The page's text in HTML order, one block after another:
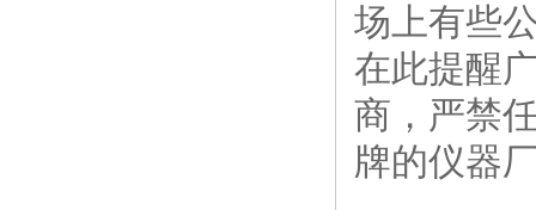
场上有些
在此提醒
商，严禁
牌的仪器